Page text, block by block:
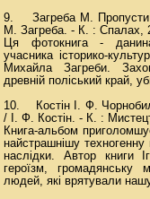
9. Загреба М. Пропусти
М. Загреба. - К. : Спалах,
Ця фотокнига - данина
учасника історико-
Михайла Загреби.
древній поліський край,
10. Костін І. Ф.
/ І. Ф. Костін. - К. :
Книга-альбом
найстрашнішу
наслідки. Автор книги
героїзм, громадянську
людей, які врятували